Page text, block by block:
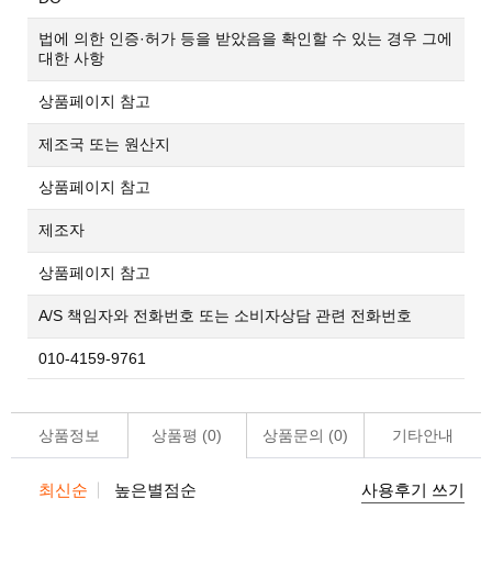
법에 의한 인증·허가 등을 받았음을 확인할 수 있는 경우 그에
대한 사항
상품페이지 참고
제조국 또는 원산지
상품페이지 참고
제조자
상품페이지 참고
A/S 책임자와 전화번호 또는 소비자상담 관련 전화번호
010-4159-9761
상품정보 상품평 (0) 상품문의 (0) 기타안내
최신순 높은별점순 사용후기 쓰기